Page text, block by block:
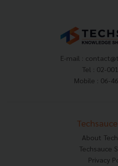
E-mail :
Tel : 02-
Mobile : 06-
About
Techsauce
Privacy